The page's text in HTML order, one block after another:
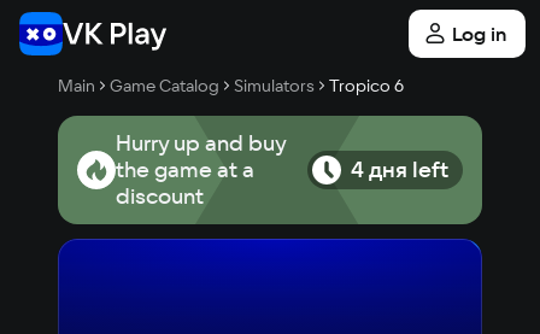
Log in
Main Game Catalog Simulators Tropico 6
Hurry up and buy
the game at a
discount
4 дня left